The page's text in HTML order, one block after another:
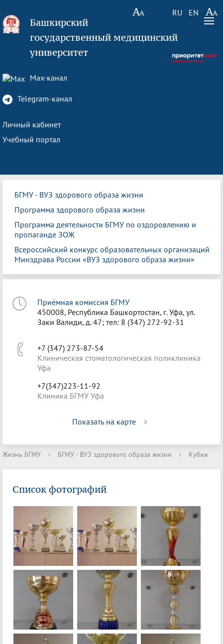
RU EN
Башкирский
государственный медицинский
университет
Max-канал
Telegram-канал
Личный кабинет
Учебный портал
БГМУ - ВУЗ здорового образа жизни
Программа здорового образа жизни
Программа деятельности БГМУ по оздоровлению и
пропаганде ЗОЖ
Всероссийский конкурс образовательных организаций
Минздрава России «ВУЗ здорового образа жизни»
Приёмная комиссия БГМУ
450008, Республика Башкортостан, г. Уфа, ул.
Заки Валиди, д. 47; тел: 8 (347) 272-92-31
+7 (347) 273-87-54
Клиническая стоматологическая поликлиника
Уфа
+7(347)223-11-92
Клиника БГМУ Уфа
Показать на карте
Жизнь БГМУ › БГМУ - ВУЗ здорового образа жизни › Кубки
Список фотографий